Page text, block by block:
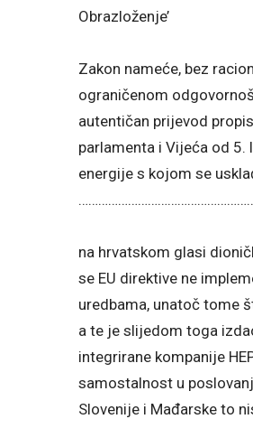
Obrazloženje’
Zakon nameće, bez
ograničenom
autentičan prijevod
parlamenta i Vijeća od
energije s kojom se
na hrvatskom glasi
se EU direktive ne
uredbama, unatoč tome
a te je slijedom toga
integrirane kompanije
samostalnost u
Slovenije i Mađarske to